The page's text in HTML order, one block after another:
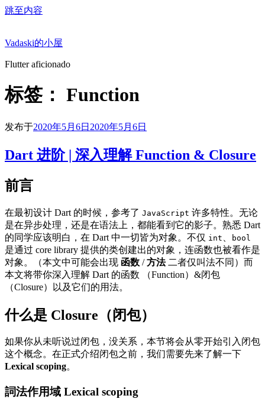
跳至内容
Vadaski的小屋
Flutter aficionado
标签： Function
发布于2020年5月6日 2020年5月6日
Dart 进阶 | 深入理解 Function & Closure
前言
在最初设计 Dart 的时候，参考了 JavaScript 许多特性。无论
是在异步处理，还是在语法上，都能看到它的影子。熟悉 Dart
的同学应该明白，在 Dart 中一切皆为对象。不仅 int bool
是通过 core library 提供的类创建出的对象，连函数也被看作是
对象。（本文中可能会出现 函数 /方法二者仅叫法不同）而
本文将带你深入理解 Dart 的函数 （Function）&闭包
（Closure）以及它们的用法。
什么是 Closure（闭包）
如果你从未听说过闭包，没关系，本节将会从零开始引入闭包
这个概念。在正式介绍闭包之前，我们需要先来了解一下
Lexical scoping。
詞法作用域 Lexical scoping